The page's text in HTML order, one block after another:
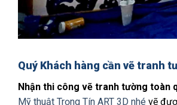
Quý Khách hàng cần vẽ tranh
Nhận thi công vẽ tranh tường toàn
Mỹ thuật Trọng Tín ART 3D nhé vẽ